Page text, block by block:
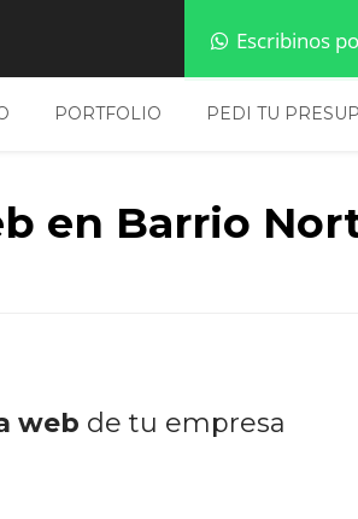
Escribinos
PORTFOLIO PEDI TU
en Barrio
web de tu empresa